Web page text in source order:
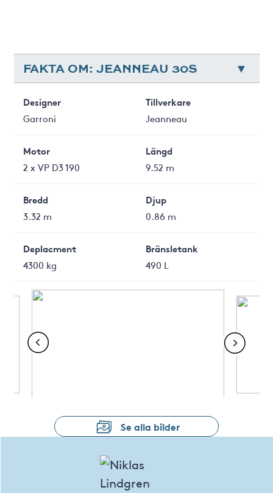
FAKTA OM: JEANNEAU 30S
Designer
Garroni
Tillverkare
Jeanneau
Motor
2 x VP D3 190
Längd
9.52 m
Bredd
3.32 m
Djup
0.86 m
Deplacment
4300 kg
Bränsletank
490 L
Se alla bilder